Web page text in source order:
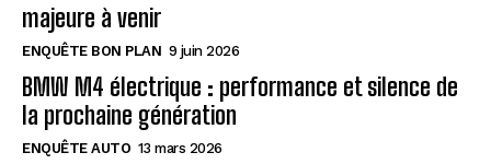
majeure à venir
ENQUÊTE BON PLAN 9 juin 2026
BMW M4 électrique : performance et silence de
la prochaine génération
ENQUÊTE AUTO 13 mars 2026